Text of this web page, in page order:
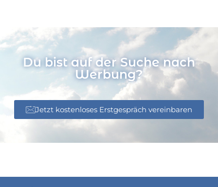
Du bist auf der Suche nach
Werbung?
Jetzt kostenloses Erstgespräch vereinbaren